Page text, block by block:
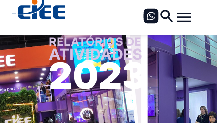
RELATÓRIOS DE
ATIVIDADES
2023